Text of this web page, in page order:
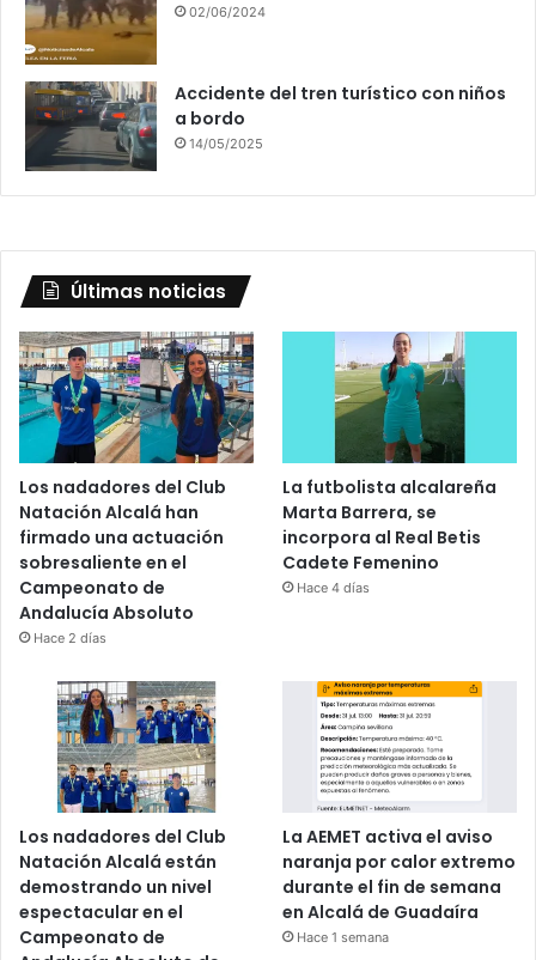
02/06/2024
Accidente del tren turístico con niños
a bordo
14/05/2025
Últimas noticias
Los nadadores del Club
Natación Alcalá han
firmado una actuación
sobresaliente en el
Campeonato de
Andalucía Absoluto
Hace 2 días
La futbolista alcalareña
Marta Barrera, se
incorpora al Real Betis
Cadete Femenino
Hace 4 días
Los nadadores del Club
Natación Alcalá están
demostrando un nivel
espectacular en el
Campeonato de
La AEMET activa el aviso
naranja por calor extremo
durante el fin de semana
en Alcalá de Guadaíra
Hace 1 semana